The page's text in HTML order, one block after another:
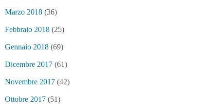
Marzo 2018 (36)
Febbraio 2018 (25)
Gennaio 2018 (69)
Dicembre 2017 (61)
Novembre 2017 (42)
Ottobre 2017 (51)